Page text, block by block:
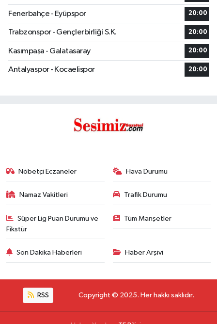
Fenerbahçe - Eyüpspor 20:00
Trabzonspor - Gençlerbirliği S.K. 20:00
Kasımpaşa - Galatasaray 20:00
Antalyaspor - Kocaelispor 20:00
Nöbetçi Eczaneler Hava Durumu
Namaz Vakitleri Trafik Durumu
Süper Lig Puan Durumu ve
Fikstür
Tüm Manşetler
Son Dakika Haberleri Haber Arşivi
RSS Copyright © 2025. Her hakkı saklıdır.